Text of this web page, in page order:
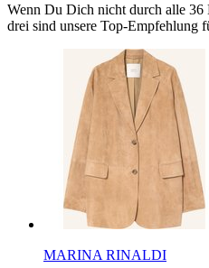
Wenn Du Dich nicht durch alle 36
drei sind unsere Top-Empfehlung
MARINA RINALDI